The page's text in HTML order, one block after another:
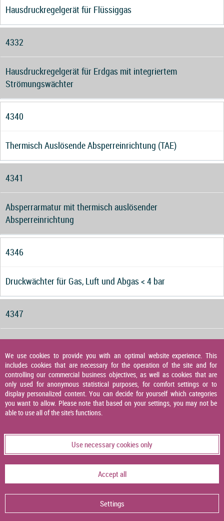
Hausdruckregelgerät für Flüssiggas
4332
Hausdruckregelgerät für Erdgas mit integriertem
Strömungswächter
4340
Thermisch Auslösende Absperreinrichtung (TAE)
4341
Absperrarmatur mit thermisch auslösender
Absperreinrichtung
4346
Druckwächter für Gas, Luft und Abgas < 4 bar
4347
Druckwächter für Gas, Luft und Abgas
4348
Druckaufnehmer
4349
Temperaturaufnehmer
4356
We use cookies to provide you with an optimal website experience. This
includes cookies that are necessary for the operation of the site and for
controlling our commercial business objectives, as well as cookies that are
only used for anonymous statistical purposes, for comfort settings or to
display personalized content. You can decide for yourself which categories
you want to allow. Please note that based on your settings, you may not be
able to use all of the site's functions.
Use necessary cookies only
Accept all
Settings